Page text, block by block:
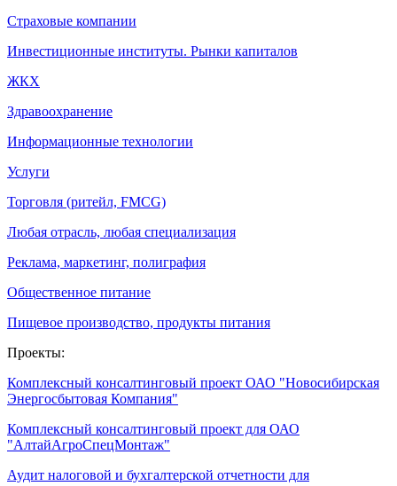
Страховые компании
Инвестиционные институты. Рынки капиталов
ЖКХ
Здравоохранение
Информационные технологии
Услуги
Торговля (ритейл, FMCG)
Любая отрасль, любая специализация
Реклама, маркетинг, полиграфия
Общественное питание
Пищевое производство, продукты питания
Проекты:
Комплексный консалтинговый проект ОАО "Новосибирская
Энергосбытовая Компания"
Комплексный консалтинговый проект для ОАО
"АлтайАгроСпецМонтаж"
Аудит налоговой и бухгалтерской отчетности для